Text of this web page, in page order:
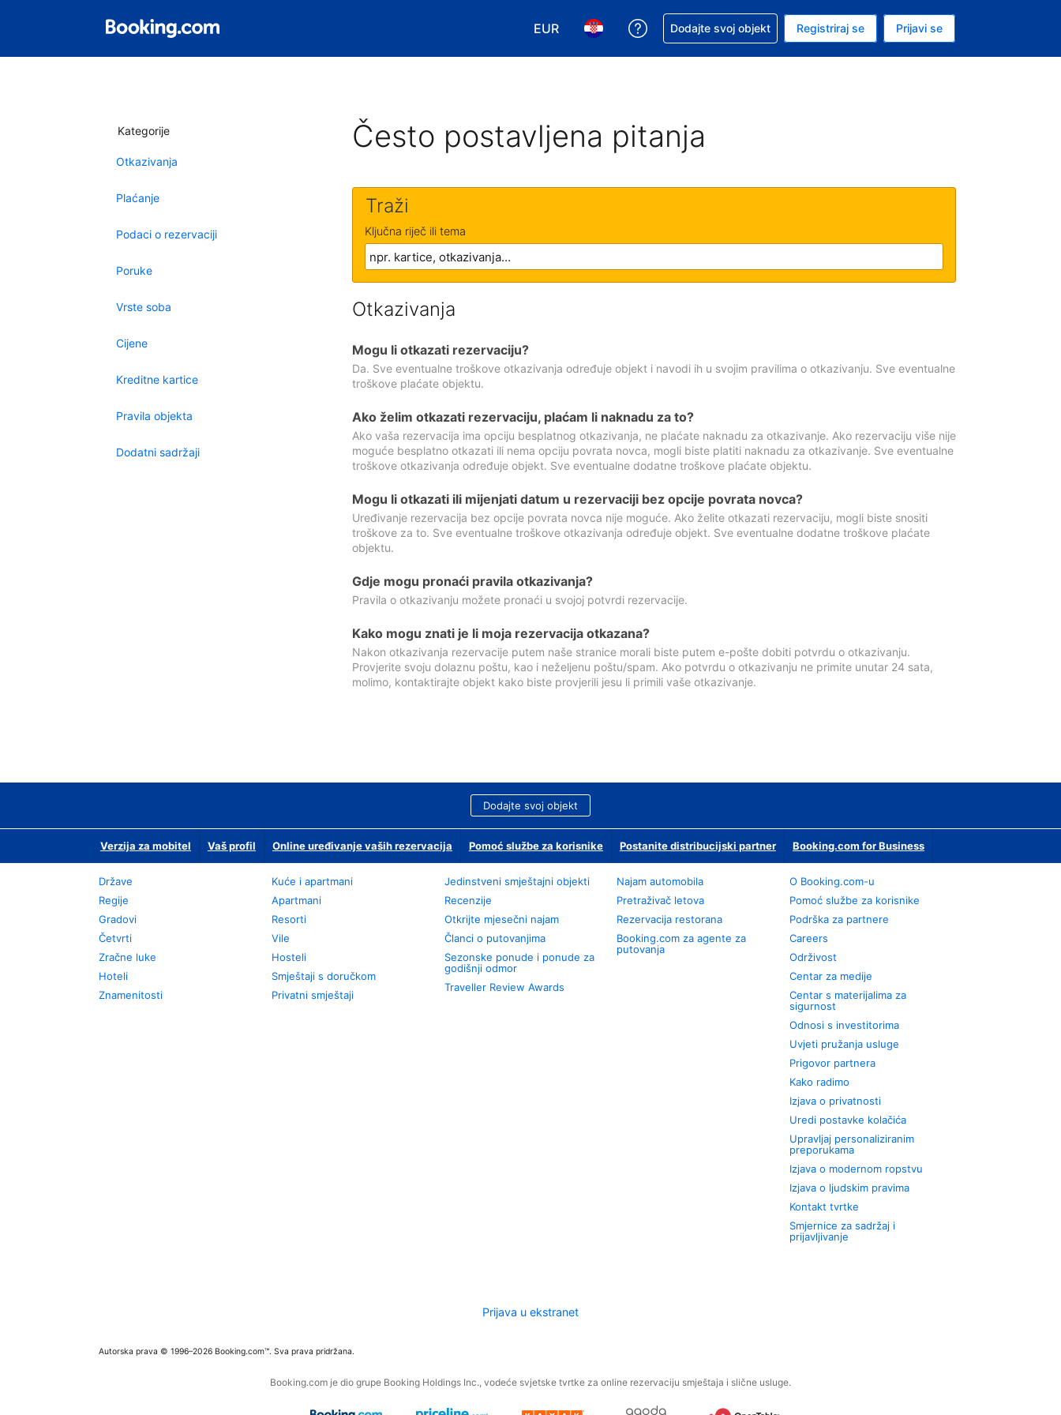
EUR
Odaberite valutu. Vaša je trenutačna valuta EUR
Odaberite svoj jezik. Vaš je trenutačni jezik Hrvatskom
Zatražite pomoć sa svojom rezervacijom
Dodajte svoj objekt Registriraj se Prijavi se
Kategorije
Otkazivanja
Plaćanje
Podaci o rezervaciji
Poruke
Vrste soba
Cijene
Kreditne kartice
Pravila objekta
Dodatni sadržaji
Često postavljena pitanja
Traži
Ključna riječ ili tema
Otkazivanja
Mogu li otkazati rezervaciju?
Da. Sve eventualne troškove otkazivanja određuje objekt i navodi ih u svojim pravilima o otkazivanju. Sve eventualne
troškove plaćate objektu.
Ako želim otkazati rezervaciju, plaćam li naknadu za to?
Ako vaša rezervacija ima opciju besplatnog otkazivanja, ne plaćate naknadu za otkazivanje. Ako rezervaciju više nije
moguće besplatno otkazati ili nema opciju povrata novca, mogli biste platiti naknadu za otkazivanje. Sve eventualne
troškove otkazivanja određuje objekt. Sve eventualne dodatne troškove plaćate objektu.
Mogu li otkazati ili mijenjati datum u rezervaciji bez opcije povrata novca?
Uređivanje rezervacija bez opcije povrata novca nije moguće. Ako želite otkazati rezervaciju, mogli biste snositi
troškove za to. Sve eventualne troškove otkazivanja određuje objekt. Sve eventualne dodatne troškove plaćate
objektu.
Gdje mogu pronaći pravila otkazivanja?
Pravila o otkazivanju možete pronaći u svojoj potvrdi rezervacije.
Kako mogu znati je li moja rezervacija otkazana?
Nakon otkazivanja rezervacije putem naše stranice morali biste putem e-pošte dobiti potvrdu o otkazivanju.
Provjerite svoju dolaznu poštu, kao i neželjenu poštu/spam. Ako potvrdu o otkazivanju ne primite unutar 24 sata,
molimo, kontaktirajte objekt kako biste provjerili jesu li primili vaše otkazivanje.
Dodajte svoj objekt
Verzija za mobitel Vaš profil Online uređivanje vaših rezervacija Pomoć službe za korisnike Postanite distribucijski partner Booking.com for Business
Države
Regije
Gradovi
Četvrti
Zračne luke
Hoteli
Znamenitosti
Kuće i apartmani
Apartmani
Resorti
Vile
Hosteli
Smještaji s doručkom
Privatni smještaji
Jedinstveni smještajni objekti
Recenzije
Otkrijte mjesečni najam
Članci o putovanjima
Sezonske ponude i ponude za
godišnji odmor
Traveller Review Awards
Najam automobila
Pretraživač letova
Rezervacija restorana
Booking.com za agente za
putovanja
O Booking.com-u
Pomoć službe za korisnike
Podrška za partnere
Careers
Održivost
Centar za medije
Centar s materijalima za
sigurnost
Odnosi s investitorima
Uvjeti pružanja usluge
Prigovor partnera
Kako radimo
Izjava o privatnosti
Uredi postavke kolačića
Upravljaj personaliziranim
preporukama
Izjava o modernom ropstvu
Izjava o ljudskim pravima
Kontakt tvrtke
Smjernice za sadržaj i
prijavljivanje
Prijava u ekstranet
Autorska prava © 1996–2026 Booking.com™. Sva prava pridržana.
Booking.com je dio grupe Booking Holdings Inc., vodeće svjetske tvrtke za online rezervaciju smještaja i slične usluge.